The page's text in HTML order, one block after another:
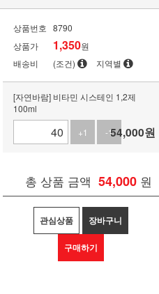
상품번호 8790
상품가
1,350원
배송비
(조건) 지역별
[자연바람] 비타민 시스테인 1,2제
100ml
+1
-154,000원
총 상품 금액 54,000 원
관심상품 장바구니
구매하기